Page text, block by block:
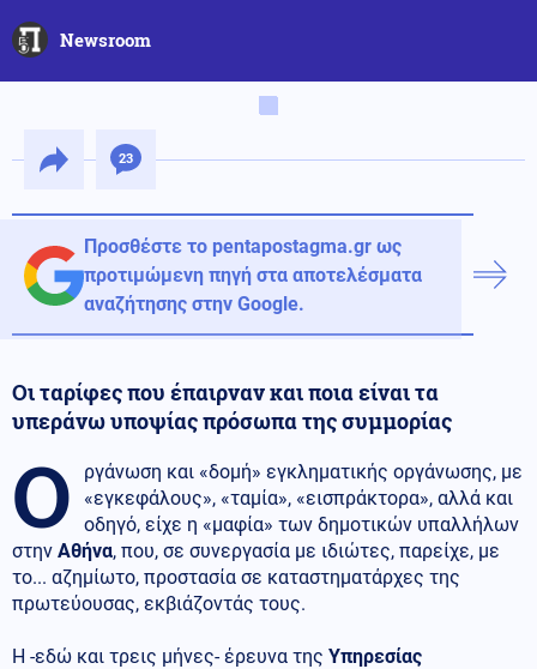
Newsroom
23
Προσθέστε το pentapostagma.gr ως
προτιμώμενη πηγή στα αποτελέσματα
αναζήτησης στην Google.
Οι ταρίφες που έπαιρναν και ποια είναι τα
υπεράνω υποψίας πρόσωπα της συμμορίας
Ο
ργάνωση και «δομή» εγκληματικής οργάνωσης, με
«εγκεφάλους», «ταμία», «εισπράκτορα», αλλά και
οδηγό, είχε η «μαφία» των δημοτικών υπαλλήλων
στην Αθήνα, που, σε συνεργασία με ιδιώτες, παρείχε, με
το... αζημίωτο, προστασία σε καταστηματάρχες της
πρωτεύουσας, εκβιάζοντάς τους.
Η -εδώ και τρεις μήνες- έρευνα της Υπηρεσίας